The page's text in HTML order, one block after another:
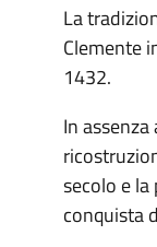
La
Clemente
1432.
In
secolo e la
conquista